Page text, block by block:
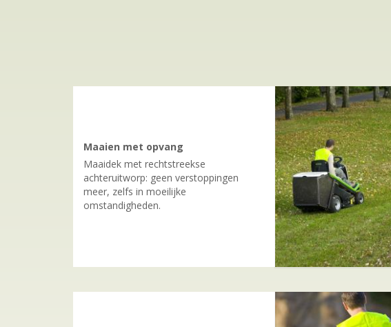
Maaien met opvang
Maaidek met rechtstreekse
achteruitworp: geen verstoppingen
meer, zelfs in moeilijke
omstandigheden.